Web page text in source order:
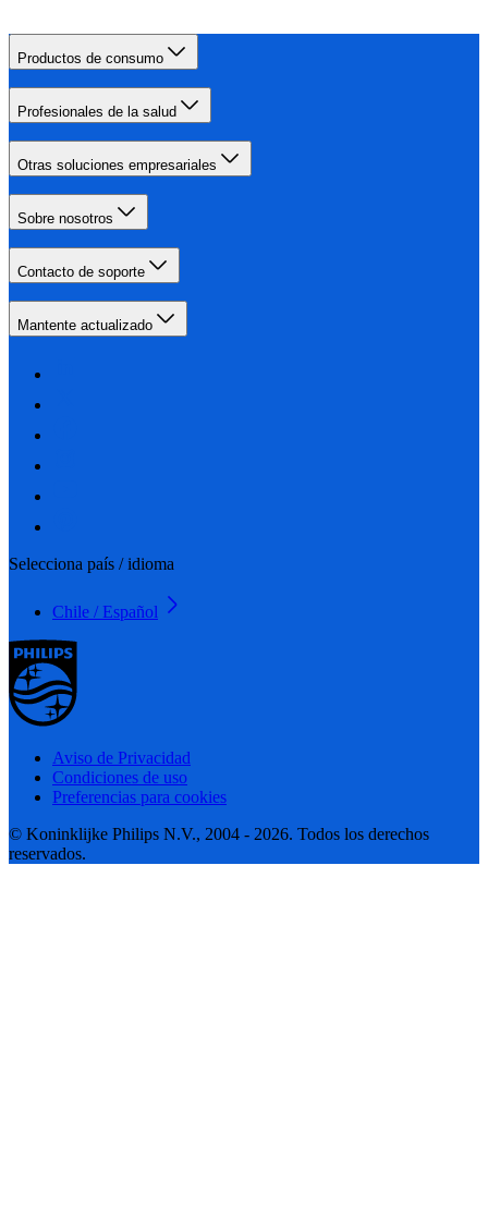
Productos de consumo
Profesionales de la salud
Otras soluciones empresariales
Sobre nosotros
Contacto de soporte
Mantente actualizado
Selecciona país / idioma
Chile / Español
Aviso de Privacidad
Condiciones de uso
Preferencias para cookies
© Koninklijke Philips N.V., 2004 - 2026. Todos los derechos
reservados.